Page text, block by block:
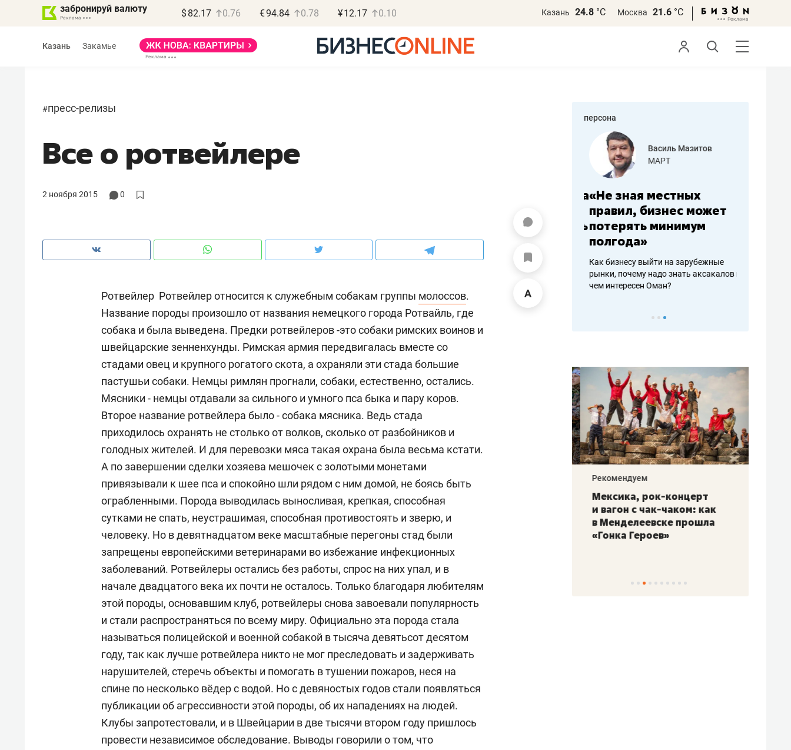
забронируй валюту $ 82.17 0.76 €94.84 0.78 ¥12.17 0.10 Казань 24.8 °С Москва 21.6 °С
Казань Закамье
#пресс-релизы
Все о ротвейлере
2 ноября 2015 0
Ротвейлер Ротвейлер относится к служебным собакам группы молоссов.
Название породы произошло от названия немецкого города Ротвайль, где
собака и была выведена. Предки ротвейлеров -это собаки римских воинов и
швейцарские зенненхунды. Римская армия передвигалась вместе со
стадами овец и крупного рогатого скота, а охраняли эти стада большие
пастушьи собаки. Немцы римлян прогнали, собаки, естественно, остались.
Мясники - немцы отдавали за сильного и умного пса быка и пару коров.
Второе название ротвейлера было - собака мясника. Ведь стада
приходилось охранять не столько от волков, сколько от разбойников и
голодных жителей. И для перевозки мяса такая охрана была весьма кстати.
А по завершении сделки хозяева мешочек с золотыми монетами
привязывали к шее пса и спокойно шли рядом с ним домой, не боясь быть
ограбленными. Порода выводилась выносливая, крепкая, способная
сутками не спать, неустрашимая, способная противостоять и зверю, и
человеку. Но в девятнадцатом веке масштабные перегоны стад были
запрещены европейскими ветеринарами во избежание инфекционных
заболеваний. Ротвейлеры остались без работы, спрос на них упал, и в
начале двадцатого века их почти не осталось. Только благодаря любителям
этой породы, основавшим клуб, ротвейлеры снова завоевали популярность
и стали распространяться по всему миру. Официально эта порода стала
называться полицейской и военной собакой в тысяча девятьсот десятом
году, так как лучше ротвейлера никто не мог преследовать и задерживать
нарушителей, стеречь объекты и помогать в тушении пожаров, неся на
спине по несколько вёдер с водой. Но с девяностых годов стали появляться
публикации об агрессивности этой породы, об их нападениях на людей.
Клубы запротестовали, и в Швейцарии в две тысячи втором году пришлось
провести независимое обследование. Выводы говорили о том, что
персона
Василь Мазитов
МАРТ
«Не зная местных
полгода»
Как бизнесу выйти на зарубежные
репутацию»
Владелец отделочной фирмы
от болезни, чувствовать
себя живой»
Наследница бизнеса по пошиву
Василь Мазитов
МАРТ
«Не зная местных
правил, бизнес может
потерять минимум
полгода»
Как бизнесу выйти на зарубежные
рынки, почему надо знать аксакалов и
чем интересен Оман?
Как ГК «МИР ГРУПП» и ВТБ
создают оазис жилого
комфорта под Казанью
Рекомендуем
150 камер до квартиры и Face
ID вместо ключа: какой будет
безопасность в ЖК «Нова»
Рекомендуем
Опыт выживания в дикой
с ментальным и физическим
состоянием как основа
антихрупких команд
Рекомендуем
Мексика, рок-концерт
и вагон с чак-чаком: как
в Менделеевске прошла
«Гонка Героев»